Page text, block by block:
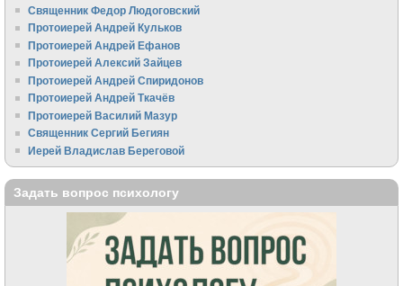
Священник Федор Людоговский
Протоиерей Андрей Кульков
Протоиерей Андрей Ефанов
Протоиерей Алексий Зайцев
Протоиерей Андрей Спиридонов
Протоиерей Андрей Ткачёв
Протоиерей Василий Мазур
Священник Сергий Бегиян
Иерей Владислав Береговой
Задать вопрос психологу